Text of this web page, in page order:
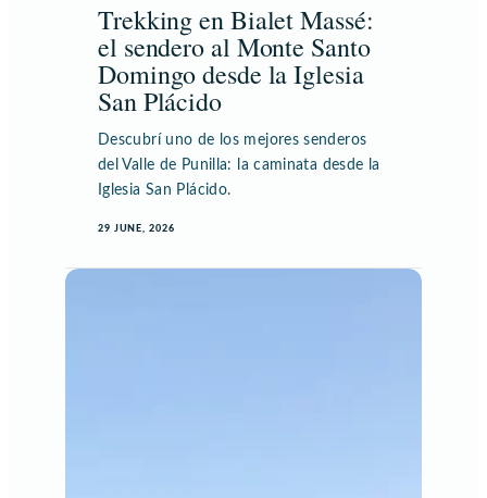
Trekking en Bialet Massé:
el sendero al Monte Santo
Domingo desde la Iglesia
San Plácido
Descubrí uno de los mejores senderos
del Valle de Punilla: la caminata desde la
Iglesia San Plácido.
29 JUNE, 2026